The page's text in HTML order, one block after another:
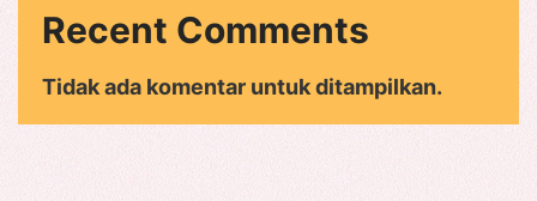
Recent Comments
Tidak ada komentar untuk ditampilkan.